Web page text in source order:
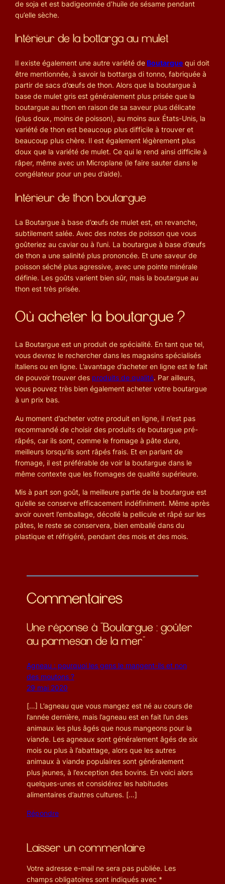
de soja et est badigeonnée d’huile de sésame pendant
qu’elle sèche.
Intérieur de la bottarga au mulet
Il existe également une autre variété de Boutargue qui doit
être mentionnée, à savoir la bottarga di tonno, fabriquée à
partir de sacs d’œufs de thon. Alors que la boutargue à
base de mulet gris est généralement plus prisée que la
boutargue au thon en raison de sa saveur plus délicate
(plus doux, moins de poisson), au moins aux États-Unis, la
variété de thon est beaucoup plus difficile à trouver et
beaucoup plus chère. Il est également légèrement plus
doux que la variété de mulet. Ce qui le rend ainsi difficile à
râper, même avec un Microplane (le faire sauter dans le
congélateur pour un peu d’aide).
Intérieur de thon boutargue
La Boutargue à base d’œufs de mulet est, en revanche,
subtilement salée. Avec des notes de poisson que vous
goûteriez au caviar ou à l’uni. La boutargue à base d’œufs
de thon a une salinité plus prononcée. Et une saveur de
poisson séché plus agressive, avec une pointe minérale
définie. Les goûts varient bien sûr, mais la boutargue au
thon est très prisée.
Où acheter la boutargue ?
La Boutargue est un produit de spécialité. En tant que tel,
vous devrez le rechercher dans les magasins spécialisés
italiens ou en ligne. L’avantage d’acheter en ligne est le fait
de pouvoir trouver des produits de qualité. Par ailleurs,
vous pouvez très bien également acheter votre boutargue
à un prix bas.
Au moment d’acheter votre produit en ligne, il n’est pas
recommandé de choisir des produits de boutargue pré-
râpés, car ils sont, comme le fromage à pâte dure,
meilleurs lorsqu’ils sont râpés frais. Et en parlant de
fromage, il est préférable de voir la boutargue dans le
même contexte que les fromages de qualité supérieure.
Mis à part son goût, la meilleure partie de la boutargue est
qu’elle se conserve efficacement indéfiniment. Même après
avoir ouvert l’emballage, décollé la pellicule et râpé sur les
pâtes, le reste se conservera, bien emballé dans du
plastique et réfrigéré, pendant des mois et des mois.
Commentaires
Une réponse à “Boutargue : goûter
au parmesan de la mer”
Agneau : pourquoi les gens le mangent-ils et non
des moutons ?
29 mai 2020
[…] L’agneau que vous mangez est né au cours de
l’année dernière, mais l’agneau est en fait l’un des
animaux les plus âgés que nous mangeons pour la
viande. Les agneaux sont généralement âgés de six
mois ou plus à l’abattage, alors que les autres
animaux à viande populaires sont généralement
plus jeunes, à l’exception des bovins. En voici alors
quelques-unes et considérez les habitudes
alimentaires d’autres cultures. […]
Répondre
Laisser un commentaire
Votre adresse e-mail ne sera pas publiée. Les
champs obligatoires sont indiqués avec *